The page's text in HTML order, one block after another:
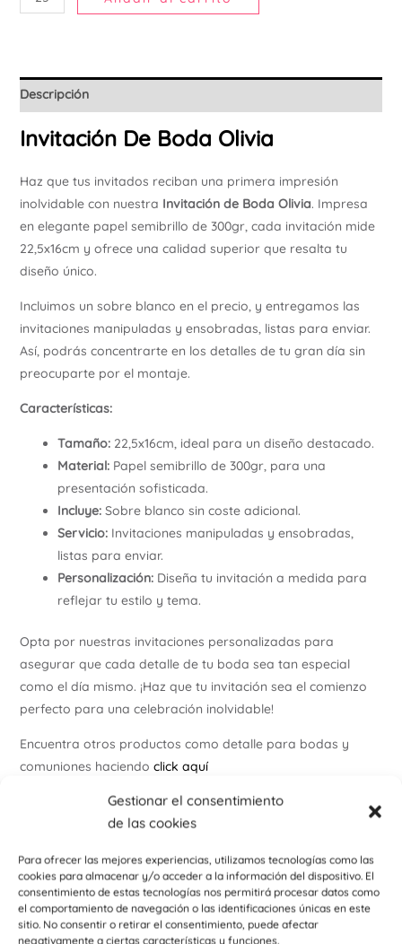
Gestionar el consentimiento
de las cookies
Para ofrecer las mejores experiencias, utilizamos tecnologías como las
cookies para almacenar y/o acceder a la información del dispositivo. El
consentimiento de estas tecnologías nos permitirá procesar datos como
el comportamiento de navegación o las identificaciones únicas en este
sitio. No consentir o retirar el consentimiento, puede afectar
negativamente a ciertas características y funciones.
Descripción
Invitación De Boda Olivia
Haz que tus invitados reciban una primera impresión
inolvidable con nuestra Invitación de Boda Olivia. Impresa
en elegante papel semibrillo de 300gr, cada invitación mide
22,5x16cm y ofrece una calidad superior que resalta tu
diseño único.
Incluimos un sobre blanco en el precio, y entregamos las
invitaciones manipuladas y ensobradas, listas para enviar.
Así, podrás concentrarte en los detalles de tu gran día sin
preocuparte por el montaje.
Características:
Tamaño:22,5x16cm, ideal para un diseño destacado.
Material:Papel semibrillo de 300gr, para una
presentación sofisticada.
Incluye:Sobre blanco sin coste adicional.
Servicio:Invitaciones manipuladas y ensobradas,
listas para enviar.
Personalización:Diseña tu invitación a medida para
reflejar tu estilo y tema.
Opta por nuestras invitaciones personalizadas para
asegurar que cada detalle de tu boda sea tan especial
como el día mismo. ¡Haz que tu invitación sea el comienzo
perfecto para una celebración inolvidable!
Encuentra otros productos como detalle para bodas y
comuniones haciendo click aquí
Encuentra otros productos como detalle deportivo o
empresarial haciendoclick aquí
Para más ideas y novedades , visita nuestroinstagram
También podemos diseñar otros elementos de tu boda con
el mismo estilo (mapa de llegada, tarjetas de
agradecimientoa, seating plan, sello, menú, meseros…)